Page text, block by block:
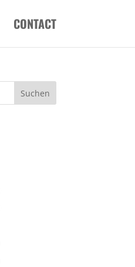
CONTACT